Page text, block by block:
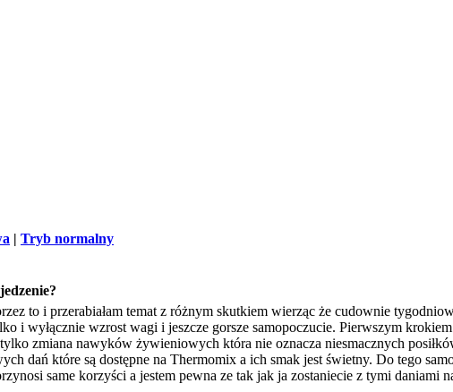
| Tryb normalny
to i przerabiałam temat z różnym skutkiem wierząc że cudownie
i wyłącznie wzrost wagi i jeszcze gorsze samopoczucie. Pierwszym
zmiana nawyków żywieniowych która nie oznacza niesmacznych
dań które są dostępne na Thermomix a ich smak jest świetny. Do tego
same korzyści a jestem pewna ze tak jak ja zostaniecie z tymi daniami